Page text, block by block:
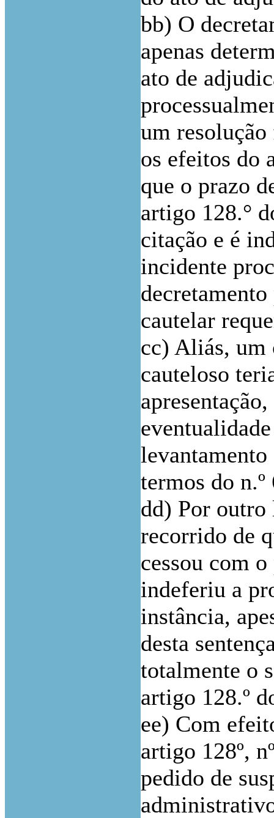
bb) O
apenas
ato de
um resolução
os efeitos do
que o prazo
artigo 128.°
citação e é
incidente
cautelar
cc) Aliás, um
cauteloso
termos do
dd) Por outro
recorrido de
cessou com
indeferiu a
instância,
desta
totalmente o
artigo 128.º
ee) Com
artigo 128º,
pedido de